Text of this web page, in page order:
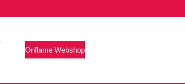
Oriflame Webshop